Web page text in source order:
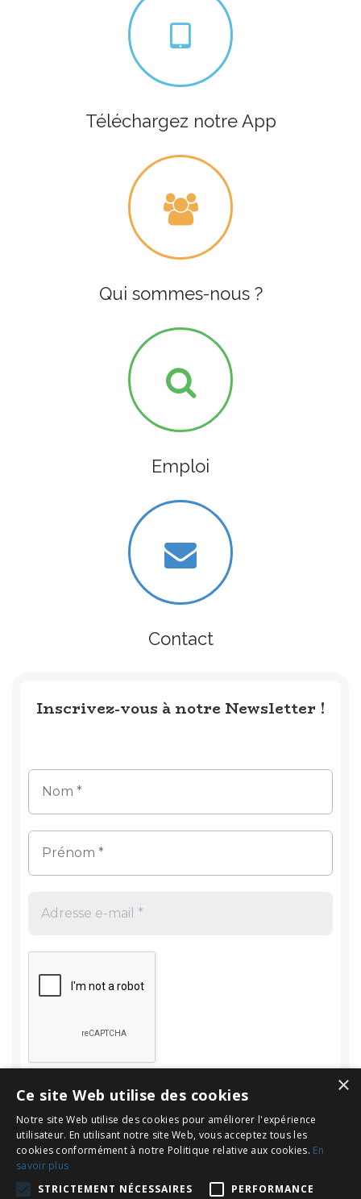
Téléchargez notre App
Qui sommes-nous ?
Emploi
Contact
Inscrivez-vous à notre Newsletter !
Rechercher
×
Ce site Web utilise des cookies
Notre site Web utilise des cookies pour améliorer l'expérience
utilisateur. En utilisant notre site Web, vous acceptez tous les
cookies conformément à notre Politique relative aux cookies. En
savoir plus
STRICTEMENT NÉCESSAIRES
PERFORMANCE